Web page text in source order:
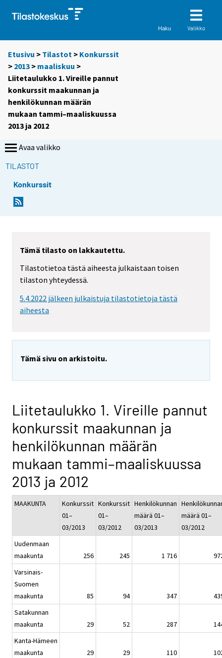
Haku Valikko
Etusivu > Tilastot > Konkurssit
> 2013 > maaliskuu >
Liitetaulukko 1. Vireille pannut
konkurssit maakunnan ja
henkilökunnan määrän
mukaan tammi–maaliskuussa
2013 ja 2012
Avaa valikko
TILASTOT
Konkurssit
Tämä tilasto on lakkautettu.
Tilastotietoa tästä aiheesta julkaistaan toisen
tilaston yhteydessä.
5.4.2022 jälkeen julkaistuja tilastotietoja tästä
aiheesta
Tämä sivu on arkistoitu.
Liitetaulukko 1. Vireille pannut
konkurssit maakunnan ja
henkilökunnan määrän
mukaan tammi–maaliskuussa
2013 ja 2012
MAAKUNTA
Konkurssit
01–
03/2013
Konkurssit
01–
03/2012
Henkilökunnan
määrä 01–
03/2013
määrä 01–
03/2012
Uudenmaan
maakunta
256 245 1 716
Varsinais-
Suomen
maakunta
85 94 347
Satakunnan
maakunta
29 52 287
Kanta-Hämeen
maakunta
29 29 110